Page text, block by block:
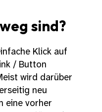
sind?
Klick auf
/ Button
wird darüber
neu
eine vorher